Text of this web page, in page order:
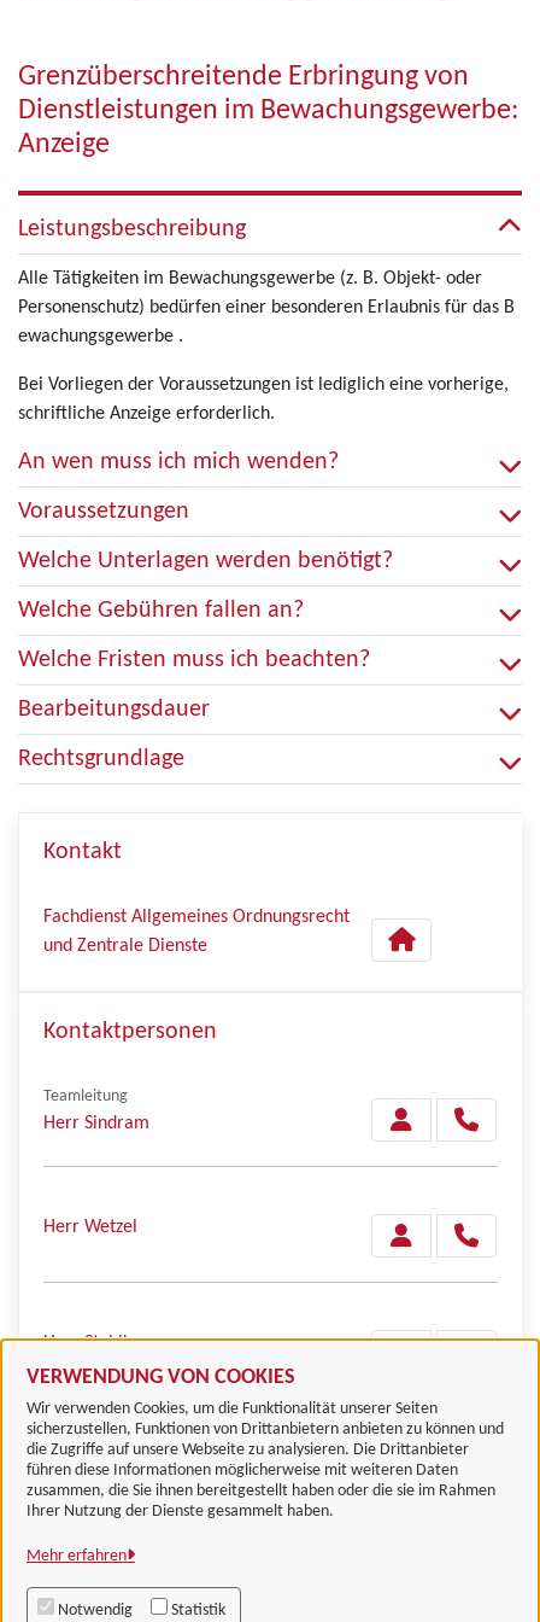
VERWENDUNG VON COOKIES
Wir verwenden Cookies, um die Funktionalität unserer Seiten
sicherzustellen, Funktionen von Drittanbietern anbieten zu können und
die Zugriffe auf unsere Webseite zu analysieren. Die Drittanbieter
führen diese Informationen möglicherweise mit weiteren Daten
zusammen, die Sie ihnen bereitgestellt haben oder die sie im Rahmen
Ihrer Nutzung der Dienste gesammelt haben.
Mehr erfahren
Notwendig Statistik
Grenzüberschreitende Erbringung von
Dienstleistungen im Bewachungsgewerbe:
Anzeige
Leistungsbeschreibung
Alle Tätigkeiten im Bewachungsgewerbe (z. B. Objekt- oder
Personenschutz) bedürfen einer besonderen Erlaubnis für das B
ewachungsgewerbe .
Bei Vorliegen der Voraussetzungen ist lediglich eine vorherige,
schriftliche Anzeige erforderlich.
An wen muss ich mich wenden?
Voraussetzungen
Welche Unterlagen werden benötigt?
Welche Gebühren fallen an?
Welche Fristen muss ich beachten?
Bearbeitungsdauer
Rechtsgrundlage
Kontakt
Fachdienst Allgemeines Ordnungsrecht
und Zentrale Dienste
Kontaktpersonen
Teamleitung
Herr Sindram
Herr Wetzel
Herr Stahlke
Landkreis Göttingen
Alle Rechte vorbehalten